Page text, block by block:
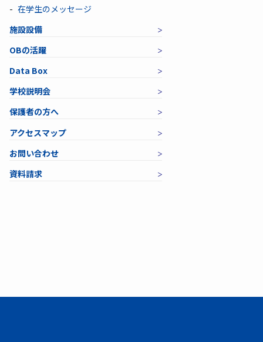
在学生のメッセージ
施設設備
OBの活躍
Data Box
学校説明会
保護者の方へ
アクセスマップ
お問い合わせ
資料請求